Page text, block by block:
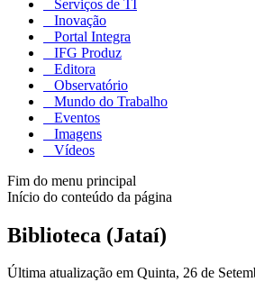
Serviços de TI
Inovação
Portal Integra
IFG Produz
Editora
Observatório
Mundo do Trabalho
Eventos
Imagens
Vídeos
Fim do menu principal
Início do conteúdo da página
Biblioteca (Jataí)
Última atualização em Quinta, 26 de